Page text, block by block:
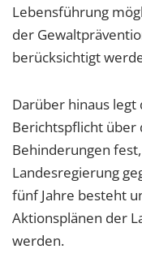
Lebensführung
der
berücksichtigt
Darüber hinaus legt
Berichtspflicht über
Behinderungen
Landesregierung
fünf Jahre besteht
Aktionsplänen der
werden.